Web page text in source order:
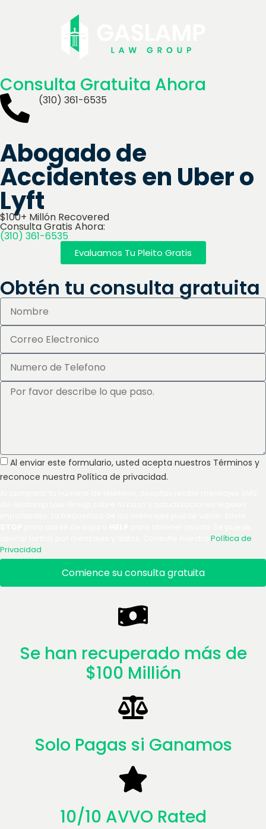
Consulta Gratuita Ahora
(310) 361-6535
Abogado de
Accidentes en Uber o
Lyft
$100+ Millón Recovered
Consulta Gratis Ahora:
(310) 361-6535
Evaluamos Tu Pleito Gratis
Obtén tu consulta gratuita
Al enviar este formulario, usted acepta nuestros Términos y
reconoce nuestra Política de privacidad.
Política de
Privacidad
Comience su consulta gratuita
Se han recuperado más de
$100 Millión
Solo Pagas si Ganamos
10/10 AVVO Rated